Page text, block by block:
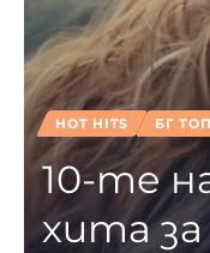
HOT HITS БГ ТОП
10-те
хита